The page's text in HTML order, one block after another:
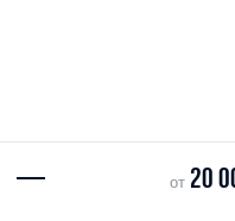
— от 20